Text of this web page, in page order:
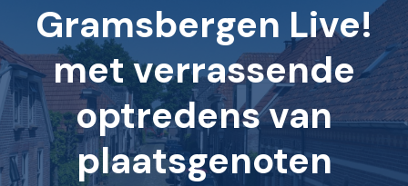
Gramsbergen Live!
met verrassende
optredens van
plaatsgenoten